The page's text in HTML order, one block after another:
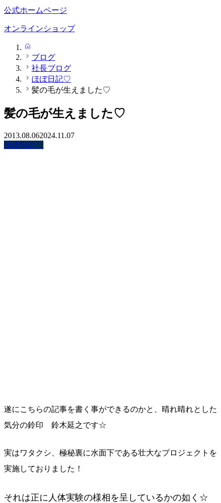
公式ホームページ
オンラインショップ
ブログ
社長ブログ
ほぼ日記♡
髪の毛が生えました♡
髪の毛が生えました♡
2013.08.062024.11.07
ほぼ日記♡
遂にこちらの記事を書く事ができるのかと、晴れ晴れとした
気分の鈴印 鈴木延之です☆
実はワタクシ、極秘裏に水面下である壮大なプロジェクトを
実施しておりました！
それは正に人体実験の様相を呈しているかの如く☆